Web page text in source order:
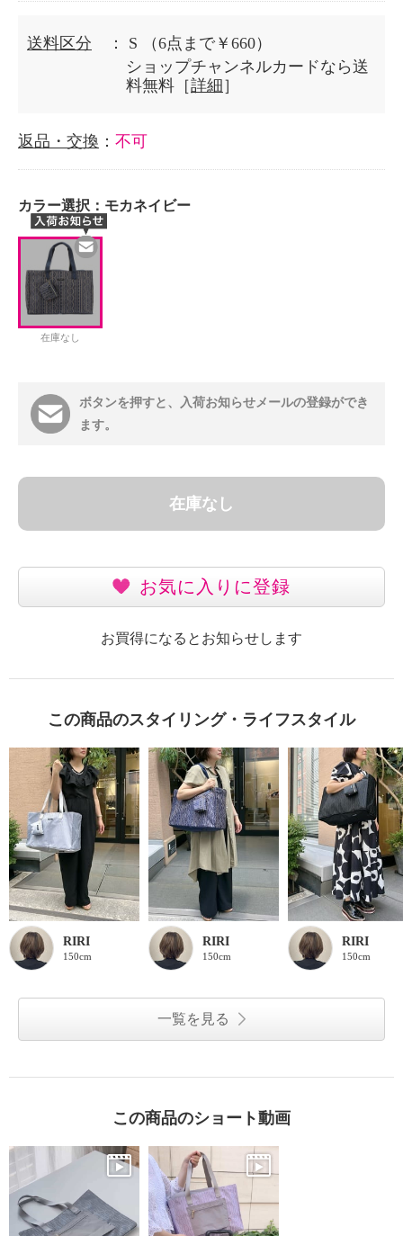
送料区分 ： S
（6点まで￥660）
ショップチャンネルカードなら送
料無料［詳細 ］
返品・交換 ： 不可
カラー選択： モカネイビー
在庫なし
ボタンを押すと、入荷お知らせメールの登録ができ
ます。
在庫なし
お気に入りに登録
お買得になるとお知らせします
この商品のスタイリング・ライフスタイル
RIRI
150cm
RIRI
150cm
RIRI
150cm
一覧を見る
この商品のショート動画